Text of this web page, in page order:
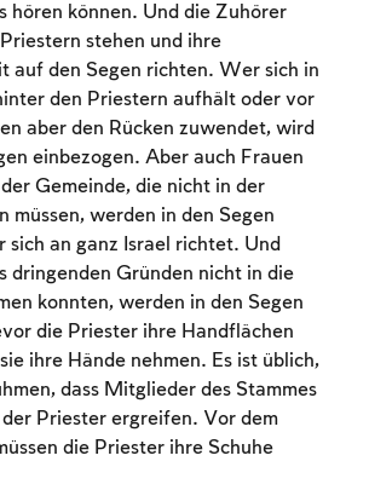
hören können. Und die Zuhörer
stehen und ihre
auf den Segen richten. Wer sich in
den Priestern aufhält oder vor
aber den Rücken zuwendet, wird
einbezogen. Aber auch Frauen
Gemeinde, die nicht in der
müssen, werden in den Segen
sich an ganz Israel richtet. Und
dringenden Gründen nicht in die
konnten, werden in den Segen
die Priester ihre Handflächen
ihre Hände nehmen. Es ist üblich,
dass Mitglieder des Stammes
der Priester ergreifen. Vor dem
die Priester ihre Schuhe